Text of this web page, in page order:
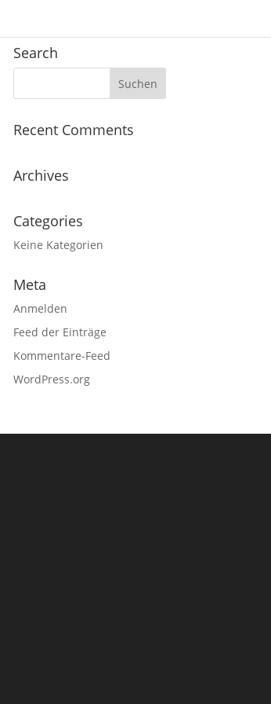
Search
Recent Comments
Archives
Categories
Keine Kategorien
Meta
Anmelden
Feed der Einträge
Kommentare-Feed
WordPress.org